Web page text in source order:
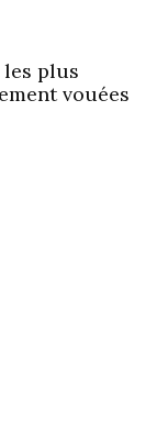
plus
vouées